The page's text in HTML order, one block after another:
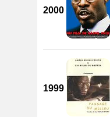
2000
1999